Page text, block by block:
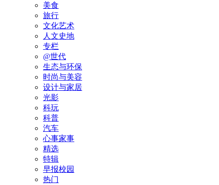
美食
旅行
文化艺术
人文史地
专栏
@世代
生态与环保
时尚与美容
设计与家居
光影
科玩
科普
汽车
心事家事
精选
特辑
早报校园
热门